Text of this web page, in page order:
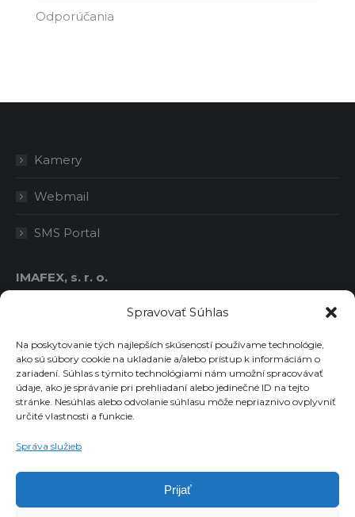
Spravovať Súhlas
Na poskytovanie tých najlepších skúseností používame technológie,
ako sú súbory cookie na ukladanie a/alebo prístup k informáciám o
zariadení. Súhlas s týmito technológiami nám umožní spracovávať
údaje, ako je správanie pri prehliadaní alebo jedinečné ID na tejto
stránke. Nesúhlas alebo odvolanie súhlasu môže nepriaznivo ovplyvniť
určité vlastnosti a funkcie.
Správa služieb
Prijať
Odporúčania
Kamery
Webmail
SMS Portal
IMAFEX, s. r. o.
IČ DPH: SK2021763986
Chcete dostávať novinky emailom?
Email